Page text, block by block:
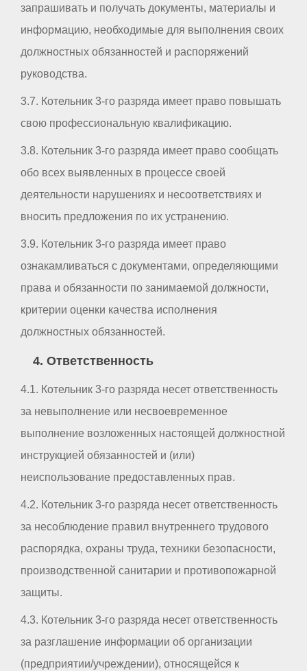
запрашивать и получать документы, материалы и
информацию, необходимые для выполнения своих
должностных обязанностей и распоряжений
руководства.
3.7. Котельник 3-го разряда имеет право повышать
свою профессиональную квалификацию.
3.8. Котельник 3-го разряда имеет право сообщать
обо всех выявленных в процессе своей
деятельности нарушениях и несоответствиях и
вносить предложения по их устранению.
3.9. Котельник 3-го разряда имеет право
ознакамливаться с документами, определяющими
права и обязанности по занимаемой должности,
критерии оценки качества исполнения
должностных обязанностей.
4. Ответственность
4.1. Котельник 3-го разряда несет ответственность
за невыполнение или несвоевременное
выполнение возложенных настоящей должностной
инструкцией обязанностей и (или)
неиспользование предоставленных прав.
4.2. Котельник 3-го разряда несет ответственность
за несоблюдение правил внутреннего трудового
распорядка, охраны труда, техники безопасности,
производственной санитарии и противопожарной
защиты.
4.3. Котельник 3-го разряда несет ответственность
за разглашение информации об организации
(предприятии/учреждении), относящейся к